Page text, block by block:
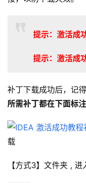
提示：激活成
提示：激活成
补丁下载成功后，记得
所需补丁都在下面标
载
【方式3】文件夹 , 进